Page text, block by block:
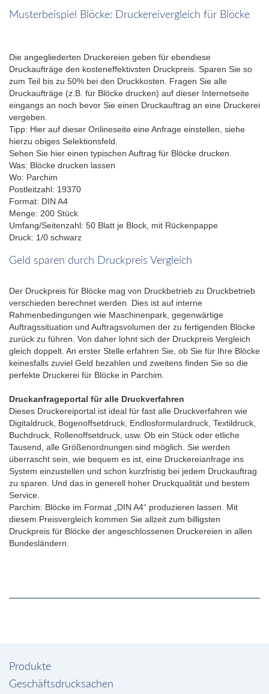
Musterbeispiel Blöcke: Druckereivergleich für Blöcke
Die angegliederten Druckereien geben für ebendiese
Druckaufträge den kosteneffektivsten Druckpreis. Sparen Sie so
zum Teil bis zu 50% bei den Druckkosten. Fragen Sie alle
Druckaufträge (z.B. für Blöcke drucken) auf dieser Internetseite
eingangs an noch bevor Sie einen Druckauftrag an eine Druckerei
vergeben.
Tipp: Hier auf dieser Onlineseite eine Anfrage einstellen, siehe
hierzu obiges Selektionsfeld.
Sehen Sie hier einen typischen Auftrag für Blöcke drucken.
Was: Blöcke drucken lassen
Wo: Parchim
Postleitzahl: 19370
Format: DIN A4
Menge: 200 Stück
Umfang/Seitenzahl: 50 Blatt je Block, mit Rückenpappe
Druck: 1/0 schwarz
Geld sparen durch Druckpreis Vergleich
Der Druckpreis für Blöcke mag von Druckbetrieb zu Druckbetrieb
verschieden berechnet werden. Dies ist auf interne
Rahmenbedingungen wie Maschinenpark, gegenwärtige
Auftragssituation und Auftragsvolumen der zu fertigenden Blöcke
zurück zu führen. Von daher lohnt sich der Druckpreis Vergleich
gleich doppelt. An erster Stelle erfahren Sie, ob Sie für Ihre Blöcke
keinesfalls zuviel Geld bezahlen und zweitens finden Sie so die
perfekte Druckerei für Blöcke in Parchim.
Druckanfrageportal für alle Druckverfahren
Dieses Druckereiportal ist ideal für fast alle Druckverfahren wie
Digitaldruck, Bogenoffsetdruck, Endlosformulardruck, Textildruck,
Buchdruck, Rollenoffsetdruck, usw. Ob ein Stück oder etliche
Tausend, alle Größenordnungen sind möglich. Sie werden
überrascht sein, wie bequem es ist, eine Druckereianfrage ins
System einzustellen und schon kurzfristig bei jedem Druckauftrag
zu sparen. Und das in generell hoher Druckqualität und bestem
Service.
Parchim: Blöcke im Format „DIN A4“ produzieren lassen. Mit
diesem Preisvergleich kommen Sie allzeit zum billigsten
Druckpreis für Blöcke der angeschlossenen Druckereien in allen
Bundesländern.
Produkte
Geschäftsdrucksachen